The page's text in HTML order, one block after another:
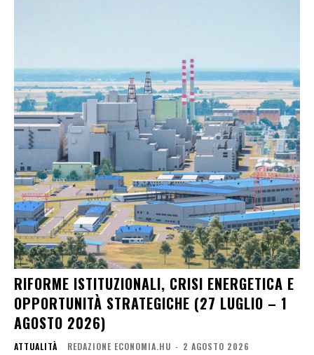
RIFORME ISTITUZIONALI, CRISI ENERGETICA E
OPPORTUNITÀ STRATEGICHE (27 LUGLIO – 1
AGOSTO 2026)
ATTUALITÀ REDAZIONE ECONOMIA.HU - 2 AGOSTO 2026